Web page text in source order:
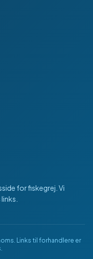
for fiskegrej. Vi
Links til forhandlere er